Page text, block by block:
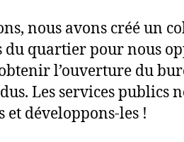
nous avons créé un
du quartier pour nous
l’ouverture du
Les services publics
et développons-les !